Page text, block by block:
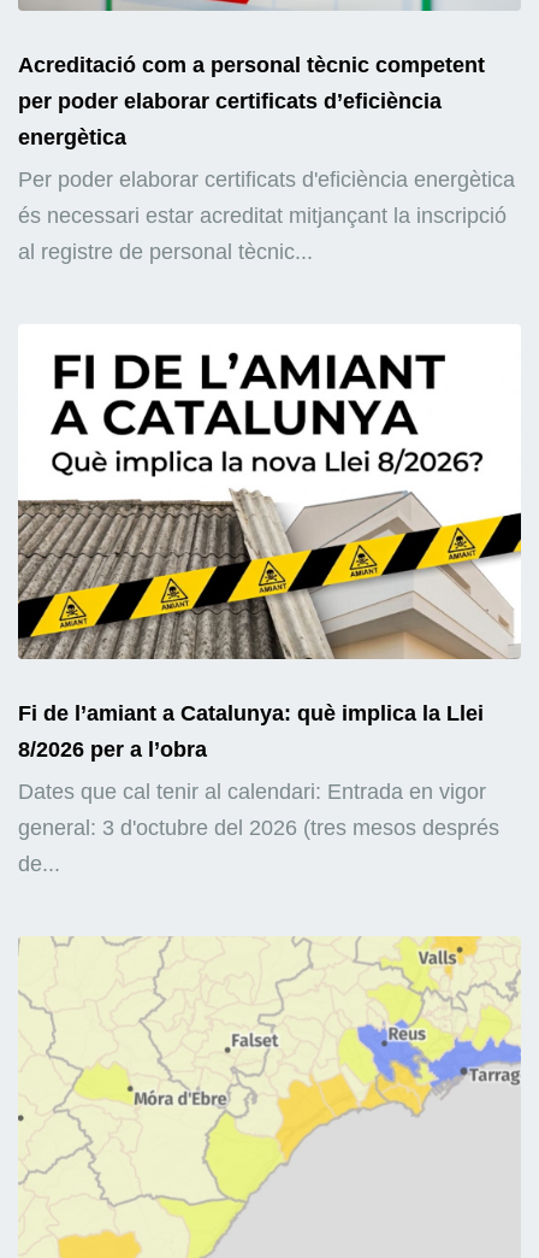
Acreditació com a personal tècnic competent
per poder elaborar certificats d’eficiència
energètica
Per poder elaborar certificats d'eficiència energètica
és necessari estar acreditat mitjançant la inscripció
al registre de personal tècnic...
Fi de l’amiant a Catalunya: què implica la Llei
8/2026 per a l’obra
Dates que cal tenir al calendari: Entrada en vigor
general: 3 d'octubre del 2026 (tres mesos després
de...